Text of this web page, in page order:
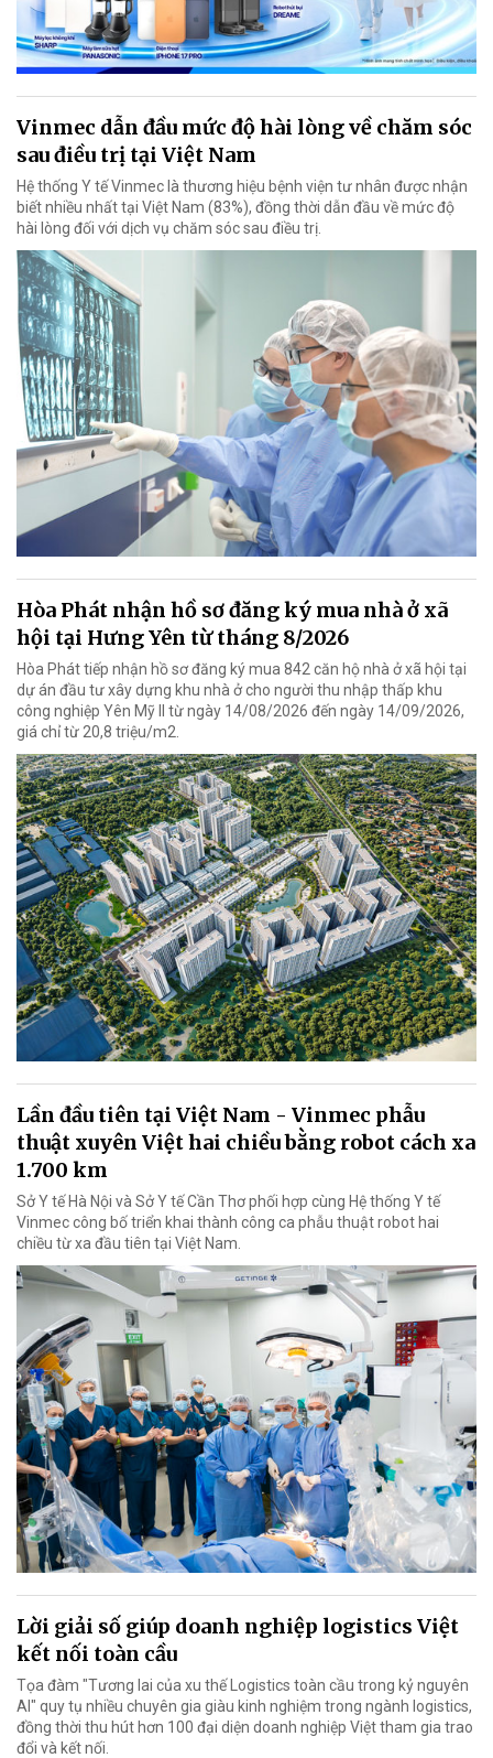
Vinmec dẫn đầu mức độ hài lòng về chăm sóc
sau điều trị tại Việt Nam
Hệ thống Y tế Vinmec là thương hiệu bệnh viện tư nhân được nhận
biết nhiều nhất tại Việt Nam (83%), đồng thời dẫn đầu về mức độ
hài lòng đối với dịch vụ chăm sóc sau điều trị.
Hòa Phát nhận hồ sơ đăng ký mua nhà ở xã
hội tại Hưng Yên từ tháng 8/2026
Hòa Phát tiếp nhận hồ sơ đăng ký mua 842 căn hộ nhà ở xã hội tại
dự án đầu tư xây dựng khu nhà ở cho người thu nhập thấp khu
công nghiệp Yên Mỹ II từ ngày 14/08/2026 đến ngày 14/09/2026,
giá chỉ từ 20,8 triệu/m2.
Lần đầu tiên tại Việt Nam - Vinmec phẫu
thuật xuyên Việt hai chiều bằng robot cách xa
1.700 km
Sở Y tế Hà Nội và Sở Y tế Cần Thơ phối hợp cùng Hệ thống Y tế
Vinmec công bố triển khai thành công ca phẫu thuật robot hai
chiều từ xa đầu tiên tại Việt Nam.
Lời giải số giúp doanh nghiệp logistics Việt
kết nối toàn cầu
Tọa đàm "Tương lai của xu thế Logistics toàn cầu trong kỷ nguyên
AI" quy tụ nhiều chuyên gia giàu kinh nghiệm trong ngành logistics,
đồng thời thu hút hơn 100 đại diện doanh nghiệp Việt tham gia trao
đổi và kết nối.